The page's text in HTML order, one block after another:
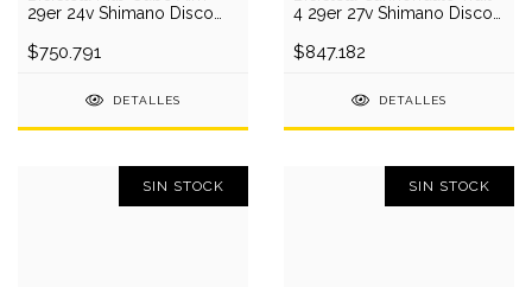
29er 24v Shimano Disco
$750.791
DETALLES
4 29er 27v Shimano Disco
$847.182
DETALLES
SIN STOCK SIN STOCK